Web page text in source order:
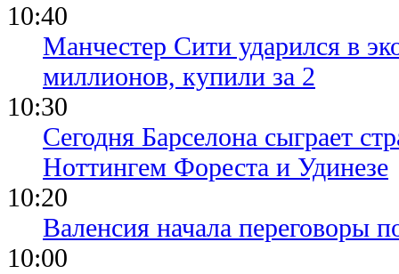
10:40
Манчестер Сити ударился в
миллионов, купили за 2
10:30
Сегодня Барселона сыграет
Ноттингем Фореста и Удинезе
10:20
Валенсия начала переговоры
10:00